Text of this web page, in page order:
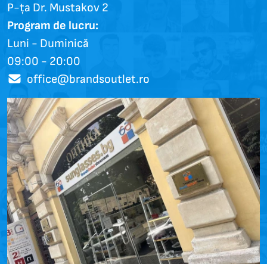
P-ța Dr. Mustakov 2
Program de lucru:
Luni - Duminică
09:00 - 20:00
office@brandsoutlet.ro